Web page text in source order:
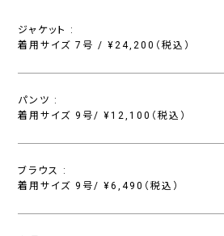
ジャケット :
着用サイズ 7号 / ¥24,200（税込）
パンツ :
着用サイズ 9号/ ¥12,100（税込）
ブラウス :
着用サイズ 9号/ ¥6,490（税込）